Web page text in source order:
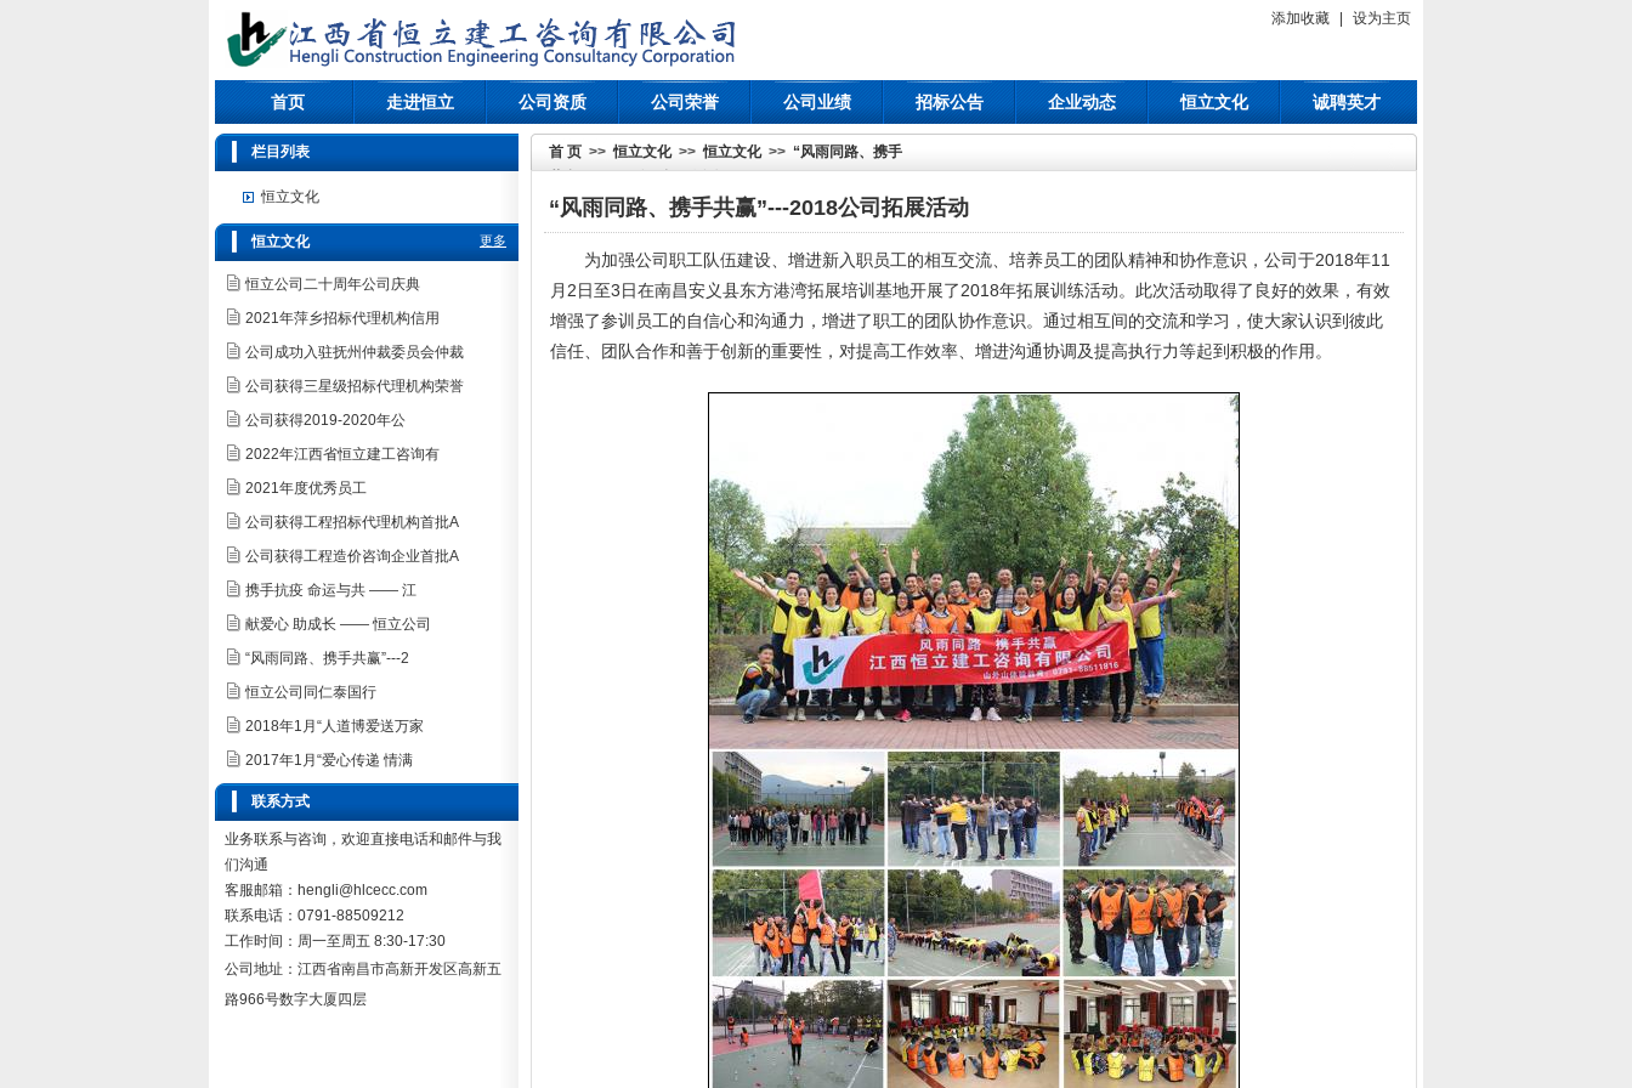
添加收藏 设为主页
首页 走进恒立 公司资质 公司荣誉 公司业绩 招标公告 企业动态 恒立文化 诚聘英才
首 页 >>恒立文化>>恒立文化>> “风雨同路、携手
“风雨同路、携手共赢”---2018公司拓展活动
为加强公司职工队伍建设、增进新入职员工的相互交流、培养员工的团队精神和协作意识，公司于2018年11
月2日至3日在南昌安义县东方港湾拓展培训基地开展了2018年拓展训练活动。此次活动取得了良好的效果，有效
增强了参训员工的自信心和沟通力，增进了职工的团队协作意识。通过相互间的交流和学习，使大家认识到彼此
信任、团队合作和善于创新的重要性，对提高工作效率、增进沟通协调及提高执行力等起到积极的作用。
栏目列表
恒立文化
更多
恒立文化
恒立公司二十周年公司庆典
2021年萍乡招标代理机构信用
公司成功入驻抚州仲裁委员会仲裁
公司获得三星级招标代理机构荣誉
公司获得2019-2020年公
2022年江西省恒立建工咨询有
2021年度优秀员工
公司获得工程招标代理机构首批A
公司获得工程造价咨询企业首批A
携手抗疫 命运与共 —— 江
献爱心 助成长 —— 恒立公司
“风雨同路、携手共赢”---2
恒立公司同仁泰国行
2018年1月“人道博爱送万家
2017年1月“爱心传递 情满
联系方式
业务联系与咨询，欢迎直接电话和邮件与我
们沟通
客服邮箱：hengli@hlcecc.com
联系电话：0791-88509212
工作时间：周一至周五 8:30-17:30
公司地址： 江西省南昌市高新开发区高新五
路966号数字大厦四层